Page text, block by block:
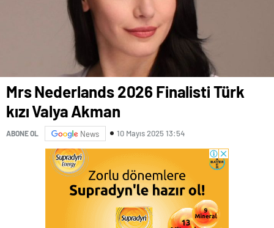
Mrs Nederlands 2026 Finalisti Türk
kızı Valya Akman
ABONE OL News 10 Mayıs 2025 13:54